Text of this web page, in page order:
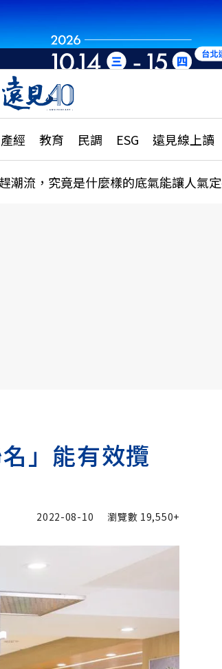
產經 教育 民調 ESG 遠見線上讀
特輯
大學升學、職涯攻略
縣市施政調查全解析
民調
更多訂
潮流，究竟是什麼樣的底氣能讓人氣
」能有效攬
2022-08-10 瀏覽數 19,550+